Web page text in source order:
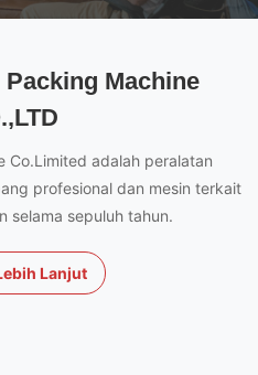
Machine
Co.Limited adalah peralatan
profesional dan mesin terkait
selama sepuluh tahun.
Lanjut